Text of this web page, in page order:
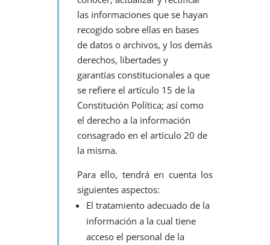
las informaciones que se hayan
recogido sobre ellas en bases
de datos o archivos, y los demás
derechos, libertades y
garantías constitucionales a que
se refiere el artículo 15 de la
Constitución Política; así como
el derecho a la información
consagrado en el artículo 20 de
la misma.
Para ello, tendrá en cuenta los
siguientes aspectos:
El tratamiento adecuado de la
información a la cual tiene
acceso el personal de la